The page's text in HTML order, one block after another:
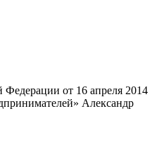
от 16 апреля 2014
Александр